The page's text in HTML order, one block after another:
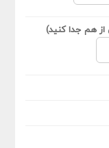
از هم جدا کنید)